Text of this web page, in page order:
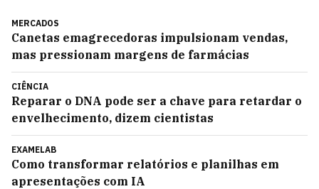
MERCADOS
Canetas emagrecedoras impulsionam vendas,
mas pressionam margens de farmácias
CIÊNCIA
Reparar o DNA pode ser a chave para retardar o
envelhecimento, dizem cientistas
EXAMELAB
Como transformar relatórios e planilhas em
apresentações com IA